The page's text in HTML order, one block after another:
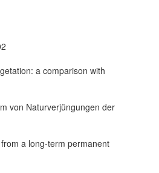
a comparison with
von Naturverjüngungen der
a long-term permanent